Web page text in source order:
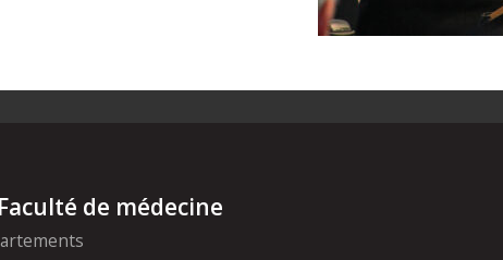
de médecine